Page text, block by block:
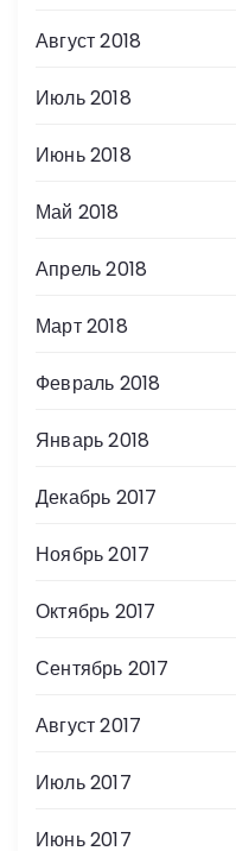
Август 2018
Июль 2018
Июнь 2018
Май 2018
Апрель 2018
Март 2018
Февраль 2018
Январь 2018
Декабрь 2017
Ноябрь 2017
Октябрь 2017
Сентябрь 2017
Август 2017
Июль 2017
Июнь 2017